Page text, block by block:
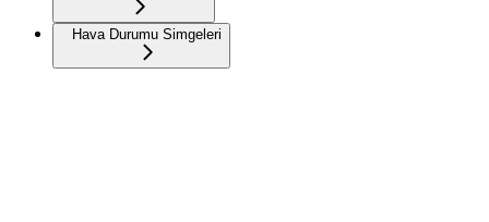
Hava Durumu Simgeleri